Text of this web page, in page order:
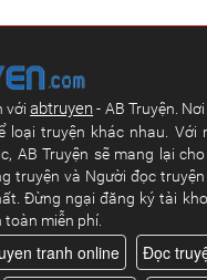
vớiabtruyen- AB Truyện.
loại truyện khác nhau. Với
AB Truyện sẽ mang lại
truyện và Người đọc
Đừng ngại đăng ký tài
miễn phí.
tranh online
Đọc